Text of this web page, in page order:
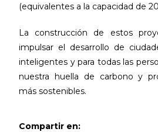
(equivalentes a la capacidad de
La construcción de estos
impulsar el desarrollo de
inteligentes y para todas las
nuestra huella de carbono y
más sostenibles.
Compartir en: